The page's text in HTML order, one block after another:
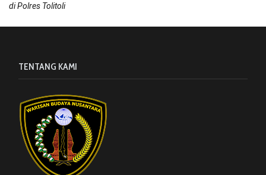
di Polres Tolitoli
TENTANG KAMI